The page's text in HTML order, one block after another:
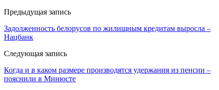
Предыдущая запись
Задолженность белорусов по жилищным кредитам выросла –
Нацбанк
Следующая запись
Когда и в каком размере производятся удержания из пенсии –
пояснили в Минюсте